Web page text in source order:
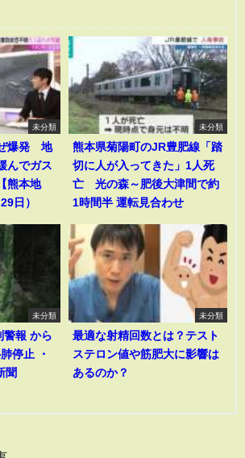
未分類
爆発 地
んでガス
熊本地
日）
未分類
熊本県菊陽町のJR豊肥線「踏
切に人が入ってきた」1人死
亡 光の森～肥後大津間で約
1時間半 運転見合わせ
未分類
警報 から
停止 ・
聞
未分類
最適な射精回数とは？テスト
ステロン値や筋肥大に影響は
あるのか？